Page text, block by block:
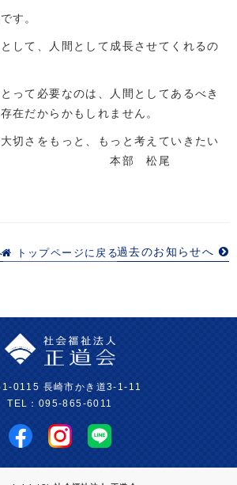
す。
して、人間として成長させてくれるの
って必要なのは、人間としてあるべき
在だからかもしれません。
切さをもっと、もっと考えていきたい
。 本部 松尾
トップページに戻る過去のお知らせへ
0115 長崎市かき道3-1-11
TEL：095-865-6011